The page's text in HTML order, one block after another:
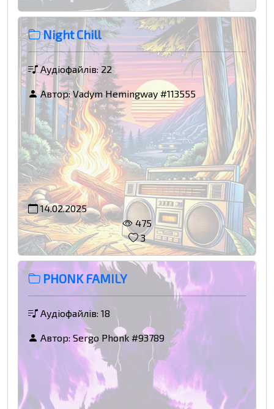
Night Chill
Аудіофайлів: 22
Автор:Vadym Hemingway #113555
14.02.2025
475
3
PHONK FAMILY
Аудіофайлів: 18
Автор: Sergo Phonk #93789